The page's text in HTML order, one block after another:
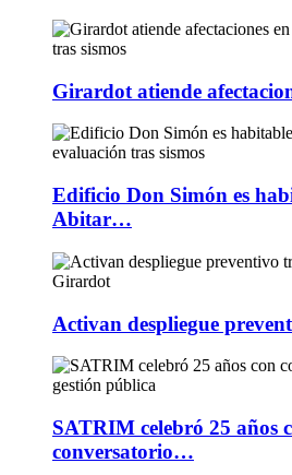
Girardot atiende
Edificio Don Simón es
Abitar…
Activan despliegue
SATRIM celebró 25 años
conversatorio…